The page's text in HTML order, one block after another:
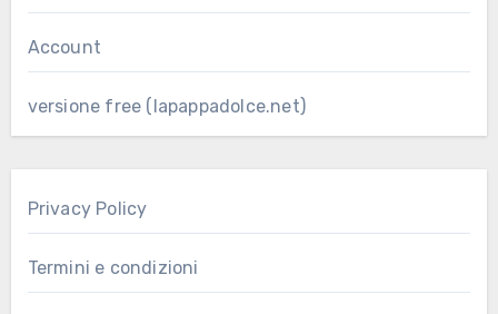
Account
versione free (lapappadolce.net)
Privacy Policy
Termini e condizioni